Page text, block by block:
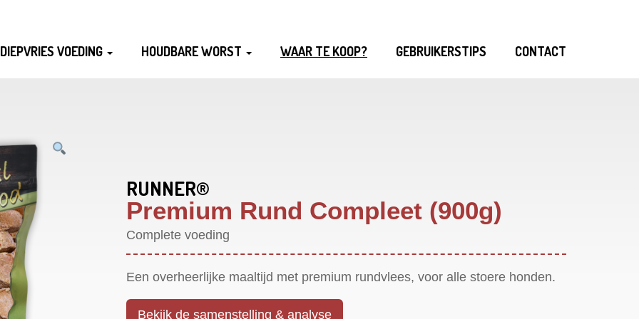
DIEPVRIES VOEDING HOUDBARE WORST WAAR TE KOOP? GEBRUIKERSTIPS CONTACT
RUNNER®
Premium Rund Compleet (900g)
Complete voeding
Een overheerlijke maaltijd met premium rundvlees, voor alle stoere honden.
Bekijk de samenstelling & analyse